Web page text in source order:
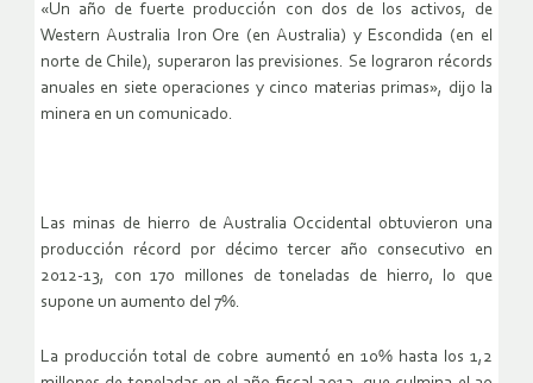
«Un año de fuerte producción con dos de los activos, de
Western Australia Iron Ore (en Australia) y Escondida (en el
norte de Chile), superaron las previsiones. Se lograron récords
anuales en siete operaciones y cinco materias primas», dijo la
minera en un comunicado.
Las minas de hierro de Australia Occidental obtuvieron una
producción récord por décimo tercer año consecutivo en
2012-13, con 170 millones de toneladas de hierro, lo que
supone un aumento del 7%.
La producción total de cobre aumentó en 10% hasta los 1,2